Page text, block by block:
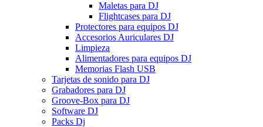
Maletas para DJ
Flightcases para DJ
Protectores para equipos DJ
Accesorios Auriculares DJ
Limpieza
Alimentadores para equipos DJ
Memorias Flash USB
Tarjetas de sonido para DJ
Grabadores para DJ
Groove-Box para DJ
Software DJ
Packs Dj